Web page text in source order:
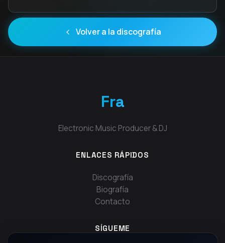
Volver a la discografía
Fra
Electronic Music Producer & DJ
ENLACES RÁPIDOS
Discografía
Biografía
Contacto
SÍGUEME